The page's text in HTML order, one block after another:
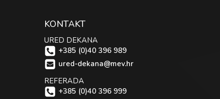
KONTAKT
URED DEKANA
+385 (0)40 396 989
ured-dekana@mev.hr
REFERADA
+385 (0)40 396 999